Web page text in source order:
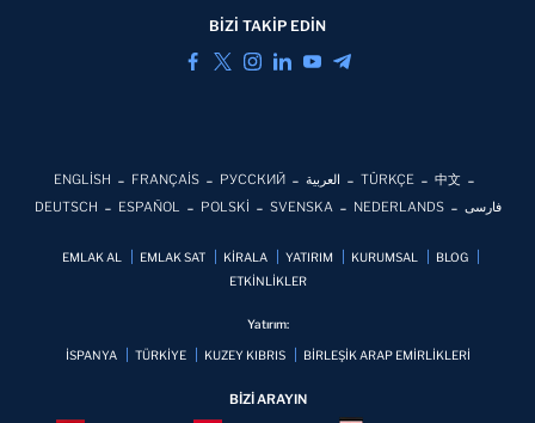
BİZİ TAKİP EDİN
ENGLİSH FRANÇAİS РУССКИЙ العربية TÜRKÇE
中文
DEUTSCH
ESPAÑOL POLSKİ SVENSKA NEDERLANDS فارسی
EMLAK AL EMLAK SAT KİRALA YATIRIM KURUMSAL
BLOG
ETKİNLİKLER
Yatırım:
İSPANYA TÜRKİYE KUZEY KIBRIS BİRLEŞİK ARAP EMİRLİKLERİ
BİZİ ARAYIN